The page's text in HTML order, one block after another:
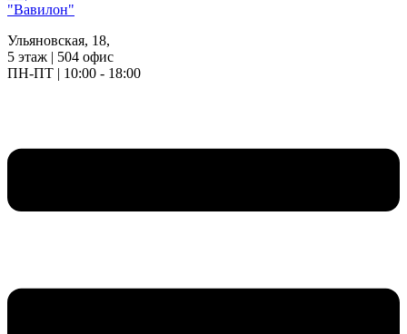
"Вавилон"
Ульяновская, 18,
5 этаж | 504 офис
ПН-ПТ | 10:00 - 18:00